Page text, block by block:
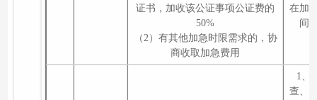
证书，加收该公证事项公证费的
50%
（2）有其他加急时限需求的，协
商收取加急费用
在加
间
1、
查、